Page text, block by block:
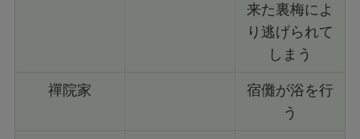
来た裏梅によ
り逃げられて
しまう
禪院家
宿儺が浴を行
う